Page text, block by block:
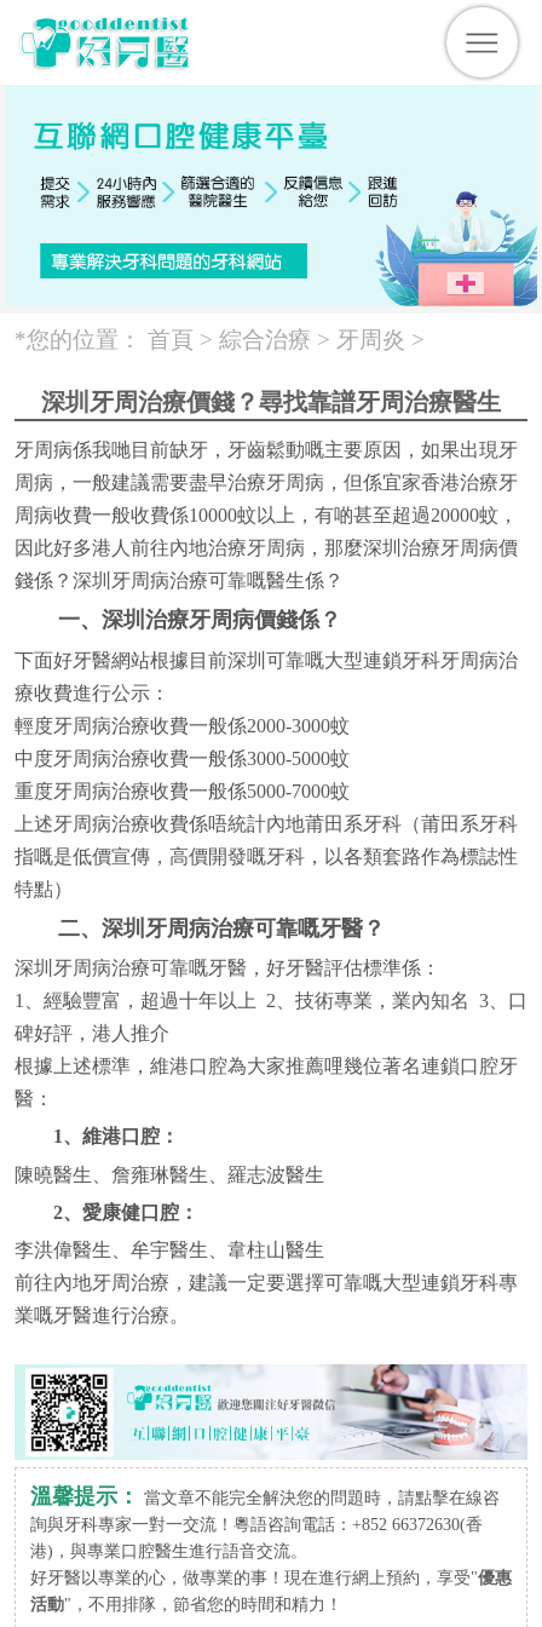
*您的位置： 首頁 > 綜合治療 > 牙周炎 >
深圳牙周治療價錢？尋找靠譜牙周治療醫生
牙周病係我哋目前缺牙，牙齒鬆動嘅主要原因，如果出現牙
周病，一般建議需要盡早治療牙周病，但係宜家香港治療牙
周病收費一般收費係10000蚊以上，有啲甚至超過20000蚊，
因此好多港人前往內地治療牙周病，那麼深圳治療牙周病價
錢係？深圳牙周病治療可靠嘅醫生係？
一、深圳治療牙周病價錢係？
下面好牙醫網站根據目前深圳可靠嘅大型連鎖牙科牙周病治
療收費進行公示：
輕度牙周病治療收費一般係2000-3000蚊
中度牙周病治療收費一般係3000-5000蚊
重度牙周病治療收費一般係5000-7000蚊
上述牙周病治療收費係唔統計內地莆田系牙科（莆田系牙科
指嘅是低價宣傳，高價開發嘅牙科，以各類套路作為標誌性
特點）
二、深圳牙周病治療可靠嘅牙醫？
深圳牙周病治療可靠嘅牙醫，好牙醫評估標準係：
1、經驗豐富，超過十年以上 2、技術專業，業內知名 3、口
碑好評，港人推介
根據上述標準，維港口腔為大家推薦哩幾位著名連鎖口腔牙
醫：
1、維港口腔：
陳曉醫生、詹雍琳醫生、羅志波醫生
2、愛康健口腔：
李洪偉醫生、牟宇醫生、韋柱山醫生
前往內地牙周治療，建議一定要選擇可靠嘅大型連鎖牙科專
業嘅牙醫進行治療。
溫馨提示：
當文章不能完全解決您的問題時，請點擊在線咨
詢與牙科專家一對一交流！粵語咨詢電話：+852 66372630(香
港)，與專業口腔醫生進行語音交流。
好牙醫以專業的心，做專業的事！現在進行網上預約，享受"優惠
活動"，不用排隊，節省您的時間和精力！